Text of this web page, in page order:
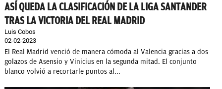
ASÍ QUEDA LA CLASIFICACIÓN DE LA LIGA SANTANDER
TRAS LA VICTORIA DEL REAL MADRID
Luis Cobos
02-02-2023
El Real Madrid venció de manera cómoda al Valencia gracias a dos
golazos de Asensio y Vinicius en la segunda mitad. El conjunto
blanco volvió a recortarle puntos al...